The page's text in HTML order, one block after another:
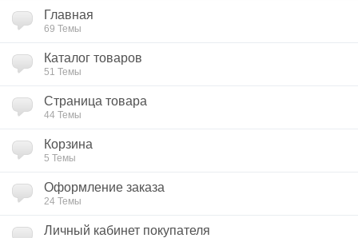
Главная
69 Темы
Каталог товаров
51 Темы
Страница товара
44 Темы
Корзина
5 Темы
Оформление заказа
24 Темы
Личный кабинет покупателя